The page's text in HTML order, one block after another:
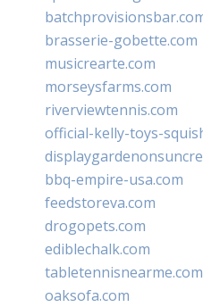
brasserie-gobette.com
musicrearte.com
morseysfarms.com
riverviewtennis.com
official-kelly-toys-
bbq-empire-usa.com
feedstoreva.com
drogopets.com
ediblechalk.com
tabletennisnearme.com
oaksofa.com